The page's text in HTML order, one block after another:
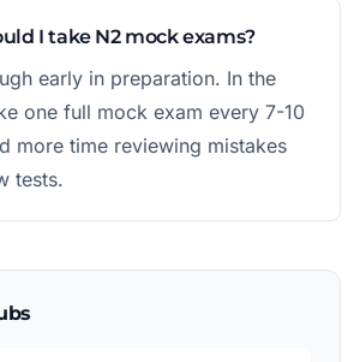
I take N2 mock exams?
early in preparation. In the
one full mock exam every 7-10
more time reviewing mistakes
tests.